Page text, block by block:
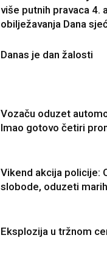
više putnih pravaca 4.
obilježavanja Dana
Danas je dan žalosti
Vozaču oduzet
Imao gotovo četiri
Vikend akcija policije:
slobode, oduzeti
Eksplozija u tržnom